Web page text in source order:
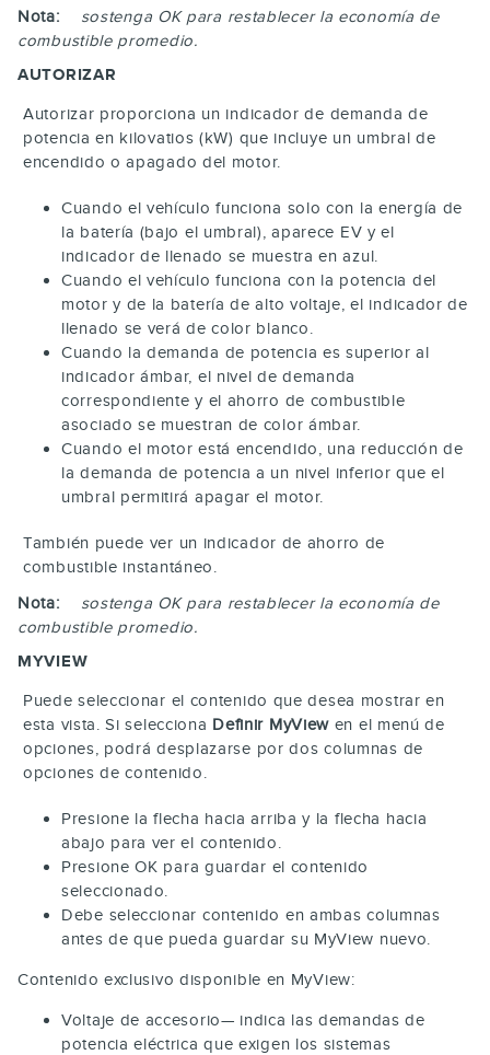
Nota: sostenga OKpara restablecer la economía de
combustible promedio.
AUTORIZAR
Autorizar proporciona un indicador de demanda de
potencia en kilovatios (kW) que incluye un umbral de
encendido o apagado del motor.
Cuando el vehículo funciona solo con la energía de
la batería (bajo el umbral), aparece EV y el
indicador de llenado se muestra en azul.
Cuando el vehículo funciona con la potencia del
motor y de la batería de alto voltaje, el indicador de
llenado se verá de color blanco.
Cuando la demanda de potencia es superior al
indicador ámbar, el nivel de demanda
correspondiente y el ahorro de combustible
asociado se muestran de color ámbar.
Cuando el motor está encendido, una reducción de
la demanda de potencia a un nivel inferior que el
umbral permitirá apagar el motor.
También puede ver un indicador de ahorro de
combustible instantáneo.
Nota:
sostenga OKpara restablecer la economía de
combustible promedio.
MYVIEW
Puede seleccionar el contenido que desea mostrar en
esta vista. Si selecciona Definir MyView en el menú de
opciones, podrá desplazarse por dos columnas de
opciones de contenido.
Presione la flecha hacia arriba y la flecha hacia
abajo para ver el contenido.
PresioneOK para guardar el contenido
seleccionado.
Debe seleccionar contenido en ambas columnas
antes de que pueda guardar su MyView nuevo.
Contenido exclusivo disponible en MyView:
Voltaje de accesorio— indica las demandas de
potencia eléctrica que exigen los sistemas